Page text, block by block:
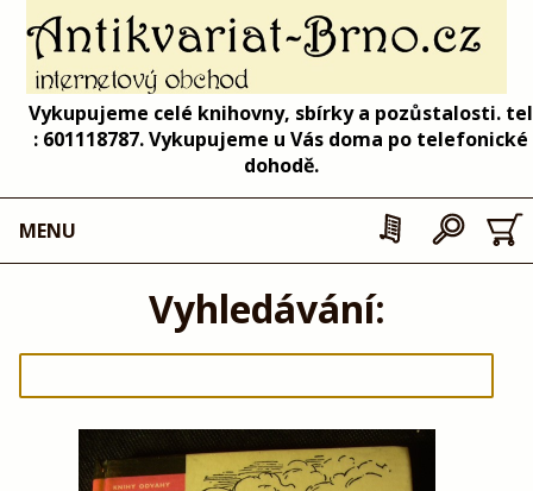
Vykupujeme celé knihovny, sbírky a pozůstalosti. tel
: 601118787. Vykupujeme u Vás doma po telefonické
dohodě.
MENU
Vyhledávání: